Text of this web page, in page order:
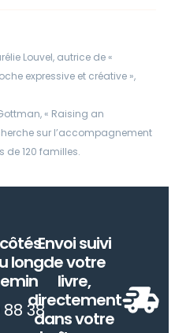
Louvel, autrice de «
expressive et créative »,
« Raising an
sur l’accompagnement
de 120 familles.
long
88 38
Envoi suivi
de votre
livre,
directement
dans votre